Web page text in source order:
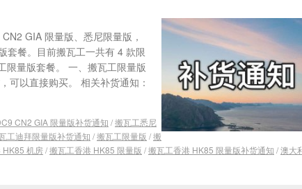
GIA 限量版、悉尼限量版，
套餐。目前搬瓦工一共有 4 款限
限量版套餐。 一、搬瓦工限量版
可以直接购买。 相关补货通知：
CN2 GIA 限量版补货通知 /搬瓦工悉尼
工迪拜限量版补货通知 /搬瓦工限量版 /搬
HK85 机房/搬瓦工香港 HK85 限量版 /搬瓦工香港 HK85 限量版补货通知 /澳大